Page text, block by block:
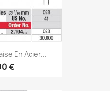
En Acier...
€